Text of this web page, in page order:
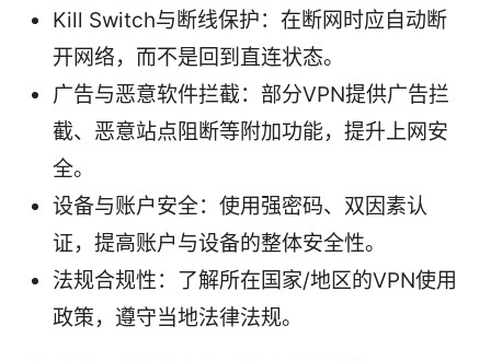
Kill Switch与断线保护：在断网时应自动断
开网络，而不是回到直连状态。
广告与恶意软件拦截：部分VPN提供广告拦
截、恶意站点阻断等附加功能，提升上网安
全。
设备与账户安全：使用强密码、双因素认
证，提高账户与设备的整体安全性。
法规合规性：了解所在国家/地区的VPN使用
政策，遵守当地法律法规。